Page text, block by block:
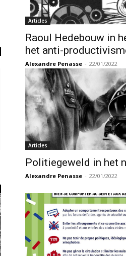
Articles
Raoul Hedebouw in
het anti-
Alexandre Penasse - 22/01/2022
Articles
Politiegeweld in het
Alexandre Penasse - 22/01/2022